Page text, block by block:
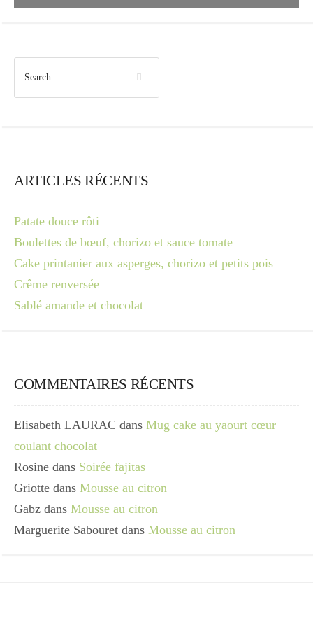
ARTICLES RÉCENTS
Patate douce rôti
Boulettes de bœuf, chorizo et sauce tomate
Cake printanier aux asperges, chorizo et petits pois
Crême renversée
Sablé amande et chocolat
COMMENTAIRES RÉCENTS
Elisabeth LAURAC dans Mug cake au yaourt cœur
coulant chocolat
Rosine dans Soirée fajitas
Griotte dans Mousse au citron
Gabz dans Mousse au citron
Marguerite Sabouret dans Mousse au citron